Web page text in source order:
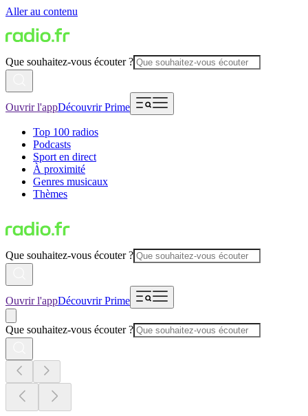
Aller au contenu
Que souhaitez-vous écouter ?
Ouvrir l'appDécouvrir Prime
Top 100 radios
Podcasts
Sport en direct
À proximité
Genres musicaux
Thèmes
Que souhaitez-vous écouter ?
Ouvrir l'appDécouvrir Prime
Que souhaitez-vous écouter ?